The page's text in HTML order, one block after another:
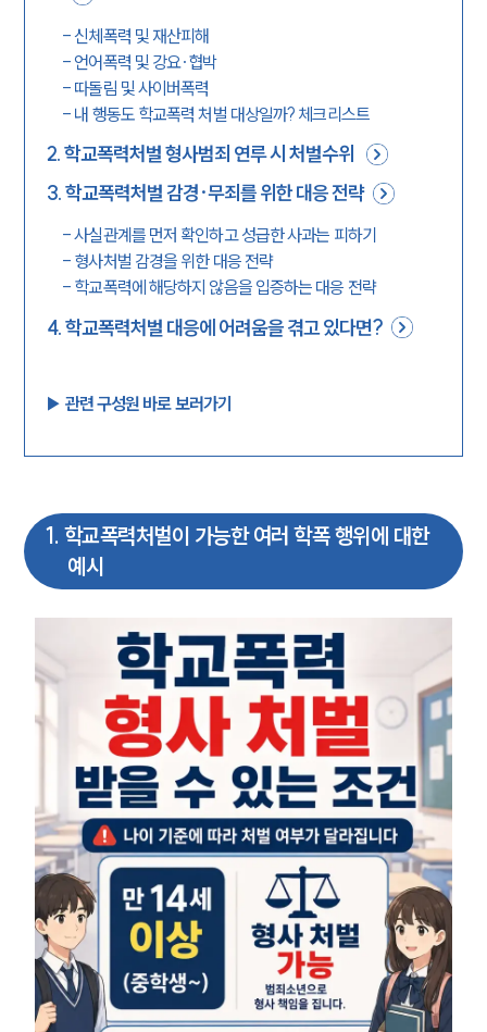
-신체폭력 및 재산피해
-언어폭력 및 강요·협박
- 따돌림 및 사이버폭력
- 내 행동도 학교폭력 처벌 대상일까? 체크리스트
2.학교폭력처벌 형사범죄 연루 시 처벌수위
3.학교폭력처벌 감경·무죄를 위한 대응 전략
-사실관계를 먼저 확인하고 성급한 사과는 피하기
- 형사처벌 감경을 위한 대응 전략
- 학교폭력에 해당하지 않음을 입증하는 대응 전략
4.학교폭력처벌 대응에 어려움을 겪고 있다면?
▶︎ 관련 구성원 바로 보러가기
1. 학교폭력처벌이 가능한 여러 학폭 행위에 대한
예시